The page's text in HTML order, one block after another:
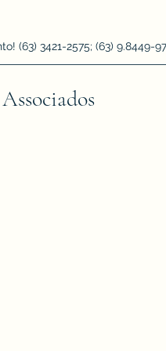
3421-2575; (63) 9.8449-